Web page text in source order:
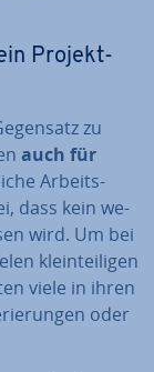
Pro­jekt­
zu
auch für
Ar­beits­
dass kein we­
wird. Um bei
klein­tei­li­gen
viele in ihren
oder